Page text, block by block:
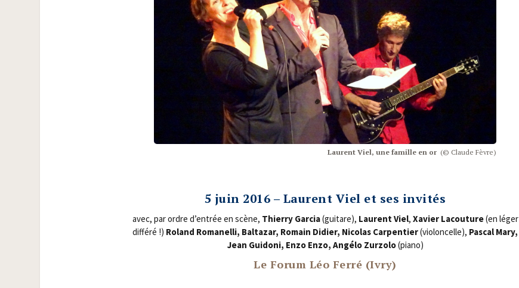
Laurent Viel, une famille en or (© Claude Fèvre)
5 juin 2016 – Laurent Viel et ses invités
avec, par ordre d’entrée en scène, Thier­ry Gar­cia(gui­tare), Laurent Viel, Xavier Lacou­ture(en léger
dif­fé­ré !) Roland Roma­nel­li, Bal­ta­zar, Romain Didier, Nico­las Car­pen­tier(vio­lon­celle), Pas­cal Mary,
Jean Gui­do­ni, Enzo Enzo, Angé­lo Zur­zo­lo(pia­no)
Le Forum Léo Ferré (Ivry)